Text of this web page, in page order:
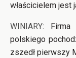
właścicielem jest
WINIARY:
polskiego
zszedł pierwszy